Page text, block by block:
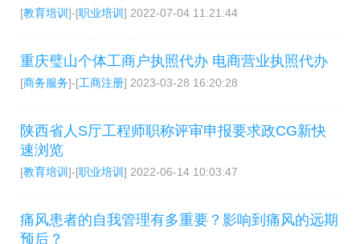
[教育培训 ]-[职业培训 ] 2022-07-04 11:21:44
重庆璧山个体工商户执照代办 电商营业执照代办
[商务服务]-[工商注册] 2023-03-28 16:20:28
陕西省人S厅工程师职称评审申报要求政CG新快
速浏览
[教育培训 ]-[职业培训 ] 2022-06-14 10:03:47
痛风患者的自我管理有多重要？影响到痛风的远期
预后？